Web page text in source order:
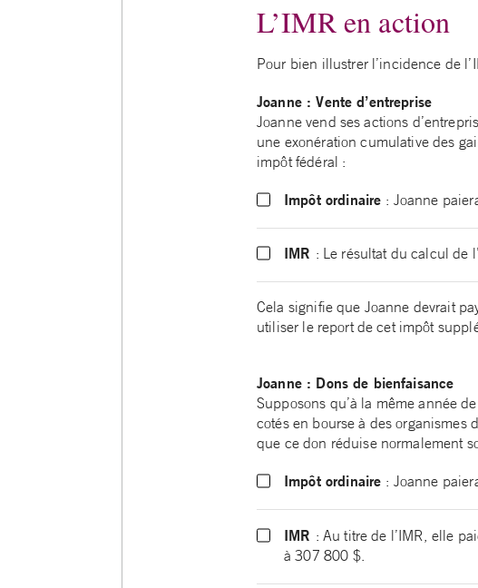
L’IMR en action
Pour bien illustrer l’incidence de
Joanne : Vente d’entreprise
Joanne vend ses actions
une exonération cumulative des
impôt fédéral :
Impôt ordinaire : Joanne
IMR : Le résultat du calcul de
Cela signifie que Joanne devrait
utiliser le report de cet impôt
Joanne : Dons de bienfaisance
Supposons qu’à la même année
cotés en bourse à des
que ce don réduise normalement
Impôt ordinaire : Joanne
IMR : Au titre de l’IMR, elle
à 307 800 $.